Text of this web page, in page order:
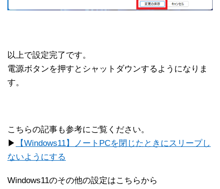
以上で設定完了です。
電源ボタンを押すとシャットダウンするようになりま
す。
こちらの記事も参考にご覧ください。
▶
【Windows11】ノートPCを閉じたときにスリープし
ないようにする
Windows11のその他の設定はこちらから